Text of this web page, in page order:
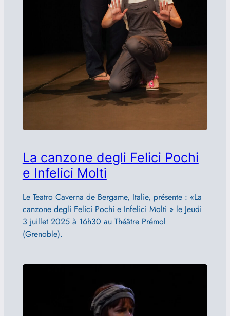
La canzone degli Felici Pochi
e Infelici Molti
Le Teatro Caverna de Bergame, Italie, présente : «La
canzone degli Felici Pochi e Infelici Molti » le Jeudi
3 juillet 2025 à 16h30 au Théâtre Prémol
(Grenoble).